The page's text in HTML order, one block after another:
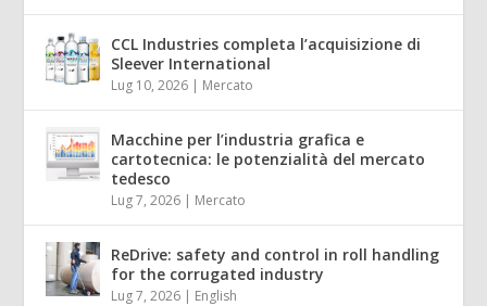
CCL Industries completa l’acquisizione di
Sleever International
Lug 10, 2026 | Mercato
Macchine per l’industria grafica e
cartotecnica: le potenzialità del mercato
tedesco
Lug 7, 2026 | Mercato
ReDrive: safety and control in roll handling
for the corrugated industry
Lug 7, 2026 | English